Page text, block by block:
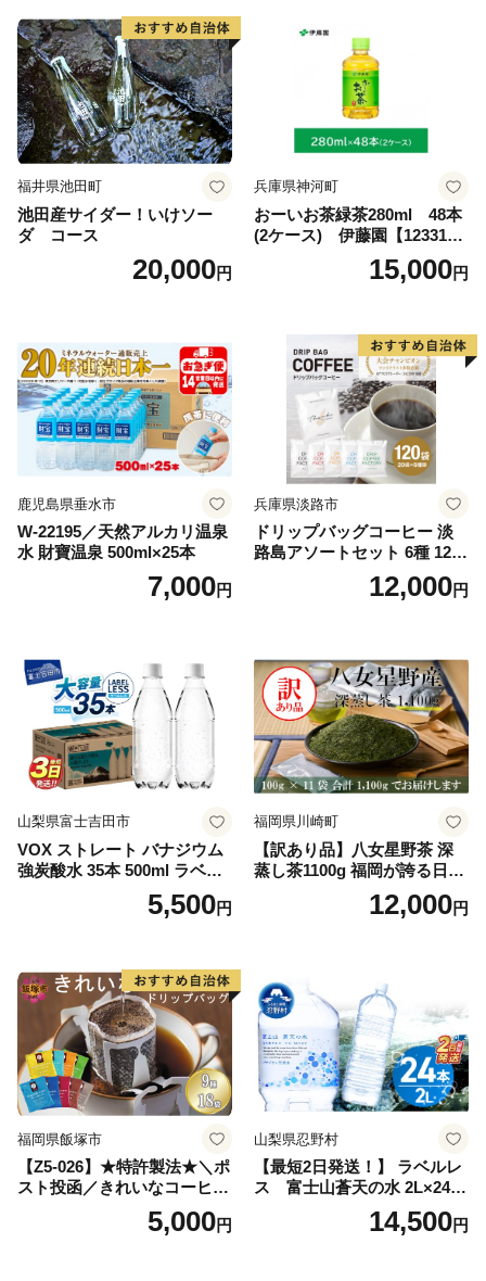
福井県池田町
池田産サイダー！いけソー
ダ コース
20,000円
兵庫県神河町
おーいお茶緑茶280ml 48本
(2ケース) 伊藤園【123317
15,000円
鹿児島県垂水市
W-22195／天然アルカリ温泉
水 財寶温泉 500ml×25本
7,000円
兵庫県淡路市
ドリップバッグコーヒー 淡
路島アソートセット 6種 120
袋 飲み比べ コーヒー
12,000円
山梨県富士吉田市
VOX ストレート バナジウム
強炭酸水 35本 500ml ラベル
レス【富士吉田市限定カート
5,500円
福岡県川崎町
【訳あり品】八女星野茶 深
蒸し茶1100g 福岡が誇る日本
茶_ 訳アリ 常温 お茶 茶袋 常
備品 おちゃ ocha 茶葉 緑茶
小分け お土産 お取り寄せ グ
ルメ 福岡 九州 福岡県 国産
日本 ふかむし茶 ふかむし 家
庭用 自宅用 ちゃ りょくちゃ
ふかむしちゃ 急須 甘み 川崎
町 送料無料
12,000円
福岡県飯塚市
【Z5-026】★特許製法★＼ポ
スト投函／きれいなコーヒー
ドリップバッグ9種セット(18
袋)ゆうパケットでお届け！
5,000円
山梨県忍野村
【最短2日発送！】 ラベルレ
ス 富士山蒼天の水 2L×24本
（4ケース）※離島不可 天然
水 ミネラルウォーター 水 ペ
14,500円